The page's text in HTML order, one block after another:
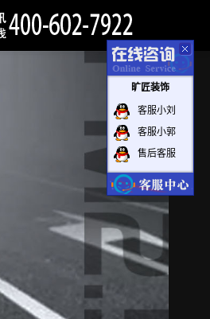
旷匠装饰
客服小刘
客服小郭
售后客服